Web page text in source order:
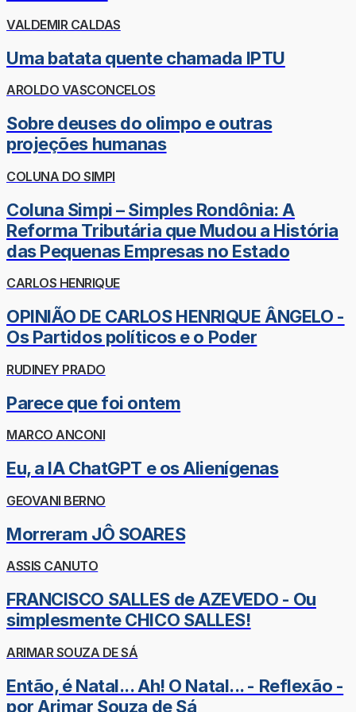
VALDEMIR CALDAS
Uma batata quente chamada IPTU
AROLDO VASCONCELOS
Sobre deuses do olimpo e outras
projeções humanas
COLUNA DO SIMPI
Coluna Simpi – Simples Rondônia: A
Reforma Tributária que Mudou a História
das Pequenas Empresas no Estado
CARLOS HENRIQUE
OPINIÃO DE CARLOS HENRIQUE ÂNGELO -
Os Partidos políticos e o Poder
RUDINEY PRADO
Parece que foi ontem
MARCO ANCONI
Eu, a IA ChatGPT e os Alienígenas
GEOVANI BERNO
Morreram JÔ SOARES
ASSIS CANUTO
FRANCISCO SALLES de AZEVEDO - Ou
simplesmente CHICO SALLES!
ARIMAR SOUZA DE SÁ
Então, é Natal... Ah! O Natal... - Reflexão -
por Arimar Souza de Sá